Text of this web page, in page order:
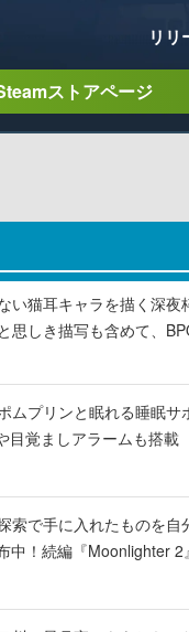
リリ
ストアページ
い猫耳キャラを描く深
思しき描写も含めて、
ムプリンと眠れる睡眠サ
目覚ましアラームも搭載
索で手に入れたものを
中！続編『Moonlighter